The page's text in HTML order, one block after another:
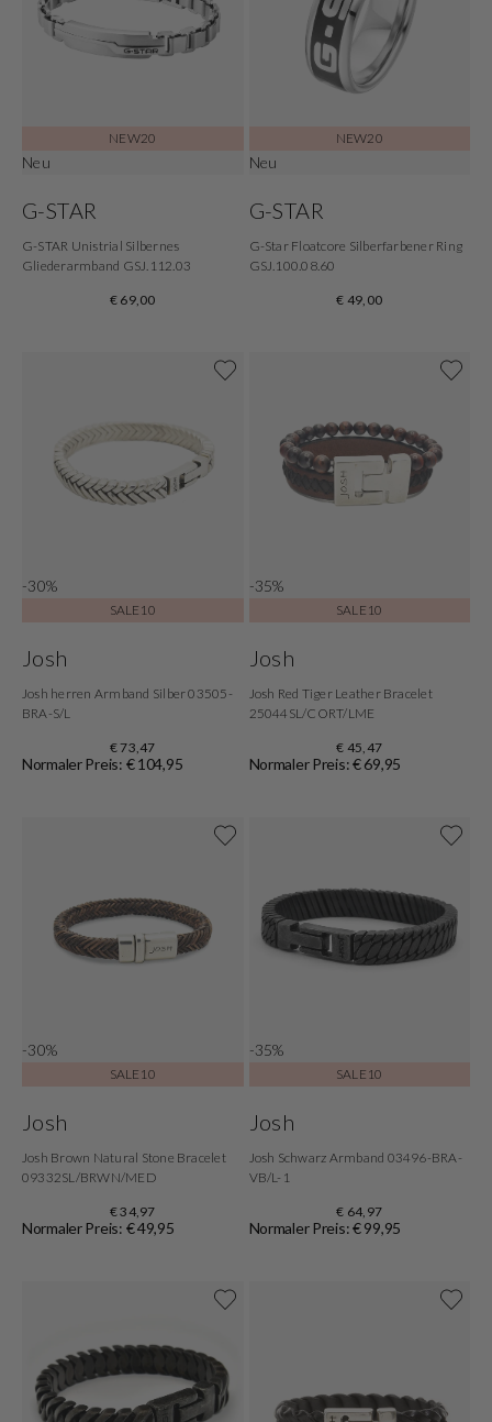
NEW20
Neu
G-STAR
G-STAR Unistrial Silbernes
Gliederarmband GSJ.112.03
€ 69,00
NEW20
Neu
G-STAR
G-Star Floatcore Silberfarbener Ring
GSJ.100.08.60
€ 49,00
-30%
SALE10
Josh
Josh herren Armband Silber 03505-
BRA-S/L
€ 73,47
Normaler Preis: € 104,95
-35%
SALE10
Josh
Josh Red Tiger Leather Bracelet
25044SL/CORT/LME
€ 45,47
Normaler Preis: € 69,95
-30%
SALE10
Josh
Josh Brown Natural Stone Bracelet
09332SL/BRWN/MED
€ 34,97
Normaler Preis: € 49,95
-35%
SALE10
Josh
Josh Schwarz Armband 03496-BRA-
VB/L-1
€ 64,97
Normaler Preis: € 99,95